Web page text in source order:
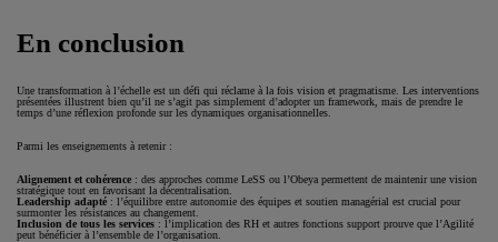
En conclusion
Une transformation à l’échelle est un défi qui réclame à la fois vision et pragmatisme. Les interventions
présentées illustrent bien qu’il ne s’agit pas simplement d’adopter un framework, mais de prendre le
temps d’une réflexion profonde sur les dynamiques organisationnelles.
Parmi les enseignements à retenir :
Alignement et cohérence : des approches comme LeSS ou l’Obeya permettent de maintenir une vision
stratégique tout en favorisant la décentralisation.
Leadership adapté : l’équilibre entre autonomie des équipes et soutien managérial est crucial pour
surmonter les résistances au changement.
Inclusion de tous les services : l’implication des RH et autres fonctions support prouve que l’Agilité
peut bénéficier à l’ensemble de l’organisation.